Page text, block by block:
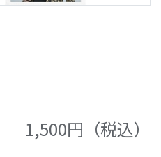
1,500円（税込）